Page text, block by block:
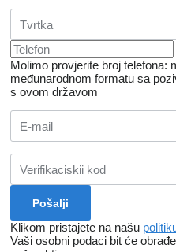
Molimo provjerite broj telefona:
međunarodnom formatu sa
s ovom državom
Klikom pristajete na našu
Vaši osobni podaci bit će